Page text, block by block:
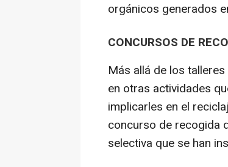
orgánicos generados
CONCURSOS DE
Más allá de los
en otras actividades
implicarles en el
concurso de recogida
selectiva que se han